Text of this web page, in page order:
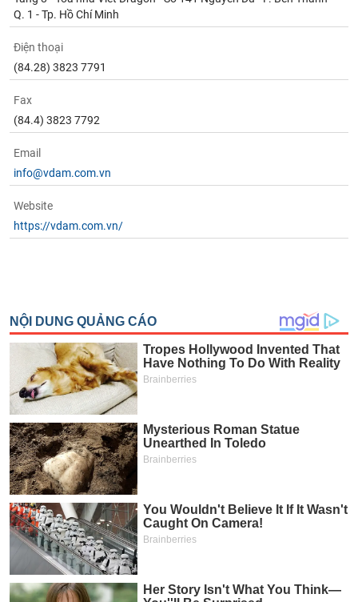
Q. 1 - Tp. Hồ Chí Minh
Điện thoại
(84.28) 3823 7791
Fax
(84.4) 3823 7792
Email
info@vdam.com.vn
Website
https://vdam.com.vn/